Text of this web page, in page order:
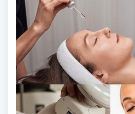
Naprapati
Navelpiercing
NBE-massage
Ny frisyr